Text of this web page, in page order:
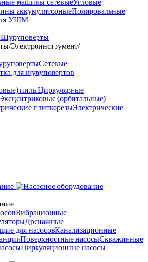
машины сетевыеУгловые
аккумуляторныеПолировальные
УШМ
Шуруповерты
/Электроинструмент/
Сетевые
для шуруповертов
пилыЦиркулярные
(орбитальные)
плиткорезыЭлектрические
Вибрационные
Дренажные
для насосовКанализационные
Поверхностные насосыСкважинные
Циркуляционные насосы